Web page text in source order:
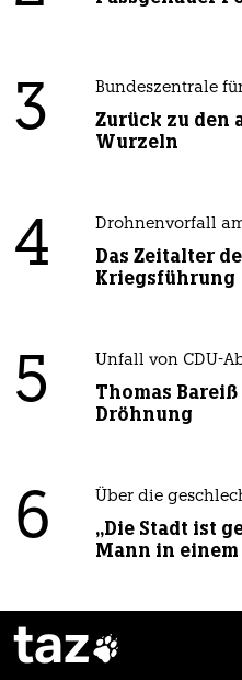
3 Bundeszentrale
Zurück zu den
Wurzeln
4 Drohnenvorfall
Das Zeitalter
Kriegsführung
5 Unfall von CDU-
Thomas
Dröhnung
6 Über die
„Die Stadt ist
Mann in einem
taz